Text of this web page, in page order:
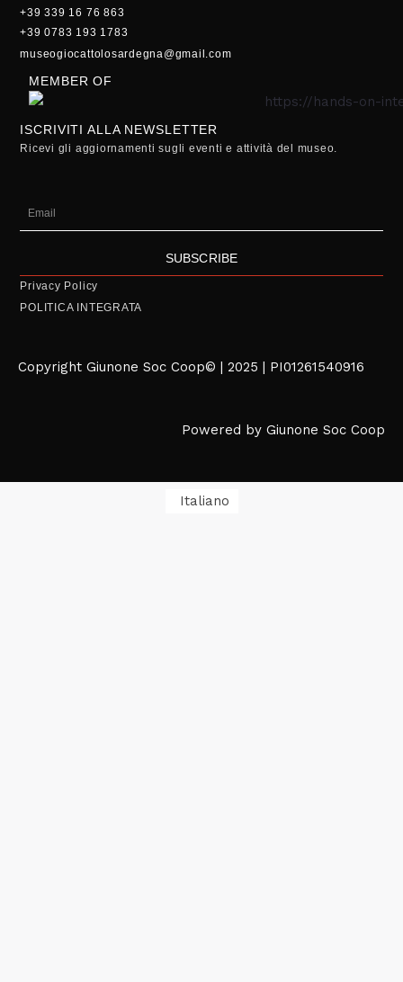
+39 339 16 76 863
+39 0783 193 1783
museogiocattolosardegna@gmail.com
MEMBER OF
ISCRIVITI ALLA NEWSLETTER
Ricevi gli aggiornamenti sugli eventi e attività del museo.
Email
SUBSCRIBE
Privacy Policy
POLITICA INTEGRATA
Copyright Giunone Soc Coop© | 2025 | PI01261540916
Powered by Giunone Soc Coop
Italiano